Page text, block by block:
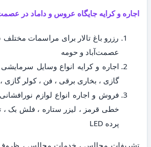
اجاره و کرایه جایگاه عروس و داماد در
رزرو باغ تالار برای مراسمات
عصمت‌آباد و حومه
اجاره و کرایه انواع وسایل
گازی ، بخاری برقی ، فن ، کولر گازی ،
فروش و اجاره انواع لوازم
خطی قرمز ، لیزر ستاره ، فلش بک ،
پرده LED